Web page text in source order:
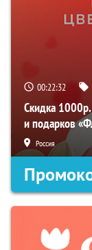
00:22:31
Скидка 1000р.
и подарков
Россия